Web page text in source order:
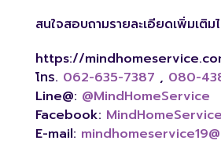
สนใจสอบถามรายละเอียดเพิ่มเติม
https://
โทร. 062-635-7387 , 080-
Line@: @MindHomeService
Facebook: MindHomeService
E-mail: